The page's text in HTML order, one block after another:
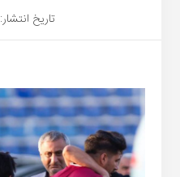
تاریخ انتشار: 16 اکتبر 2019